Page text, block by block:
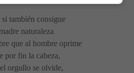
si también consigue
naturaleza
que al hombre oprime
por fin la cabeza,
orgullo se olvide,